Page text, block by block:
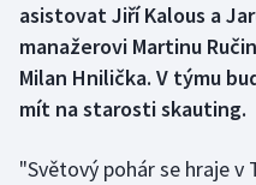
Dostihy
Florbal
Futsal
asistovat Jiří Kalous a
manažerovi Martinu
Milan Hnilička. V týmu
mít na starosti skauting.
"Světový pohár se hraje